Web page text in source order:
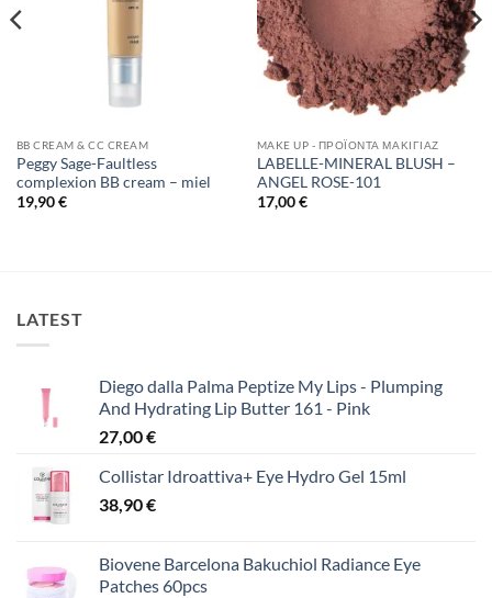
BB CREAM & CC CREAM
Peggy Sage-Faultless
complexion BB cream – miel
19,90€
MAKE UP - ΠΡΟΪΌΝΤΑ ΜΑΚΙΓΙΆΖ
LABELLE-MINERAL BLUSH –
ANGEL ROSE-101
17,00€
LATEST
Diego dalla Palma Peptize My Lips - Plumping
And Hydrating Lip Butter 161 - Pink
27,00€
Collistar Idroattiva+ Eye Hydro Gel 15ml
38,90€
Biovene Barcelona Bakuchiol Radiance Eye
Patches 60pcs